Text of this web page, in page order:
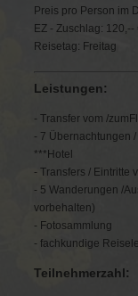
Preis pro Person im
EZ - Zuschlag: 120,--
Reisetag: Freitag
Leistungen:
- Transfer vom /
- 7 Übernachtungen
***Hotel
- Transfers / Eintritte
- 5 Wanderungen /
vorbehalten)
- Fotosammlung
- fachkundige
Teilnehmerzahl: